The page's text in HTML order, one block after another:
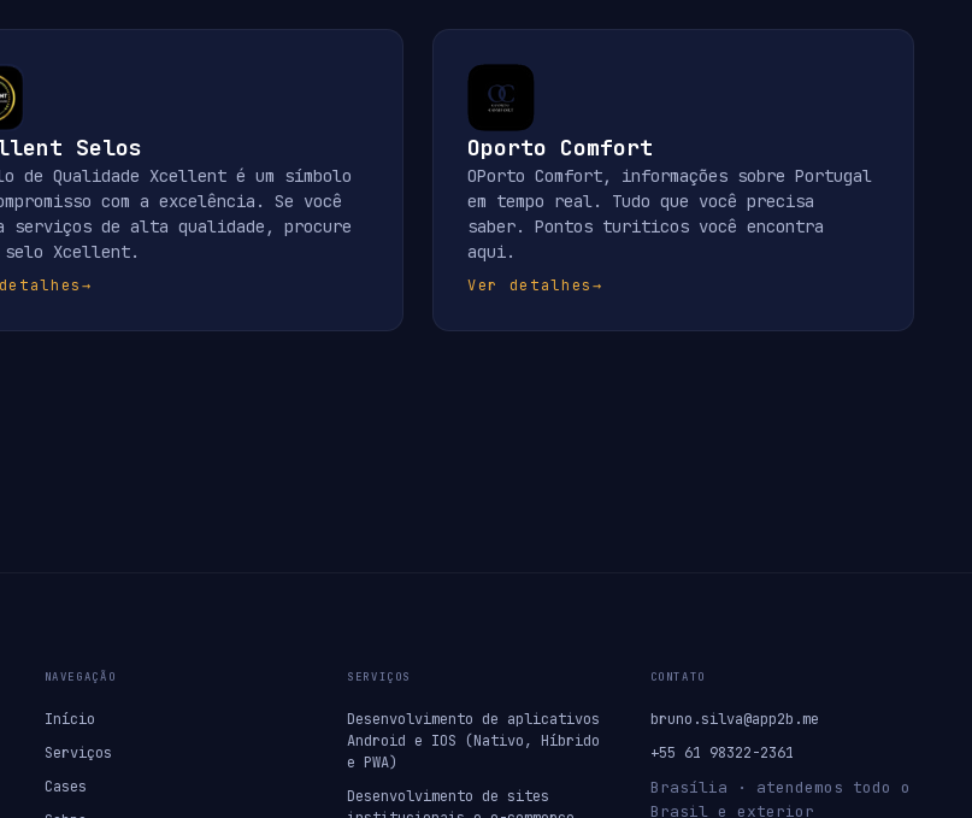
Selos
de Qualidade Xcellent é um símbolo
com a excelência. Se você
serviços de alta qualidade, procure
selo Xcellent.
→
Oporto Comfort
OPorto Comfort, informações sobre Portugal
em tempo real. Tudo que você precisa
saber. Pontos turiticos você encontra
aqui.
Ver detalhes→
NAVEGAÇÃO
Início
Serviços
Cases
SERVIÇOS
Desenvolvimento de aplicativos
Android e IOS (Nativo, Híbrido
e PWA)
Desenvolvimento de sites
CONTATO
bruno.silva@app2b.me
+55 61 98322-2361
Brasília · atendemos todo o
Brasil e exterior